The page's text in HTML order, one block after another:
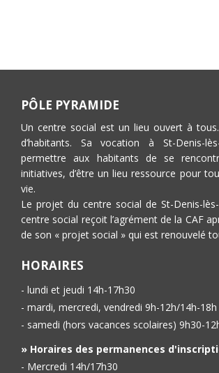
PÔLE PYRAMIDE
Un centre social est un lieu ouvert à
d’habitants. Sa vocation à St-Denis-
permettre aux habitants de se
initiatives, d’être un lieu ressource pour
vie.
Le projet du centre social de St-Denis-
centre social reçoit l’agrément de la CAF
de son « projet social » qui est renouvelé
HORAIRES
- lundi et jeudi 14h-17h30
- mardi, mercredi, vendredi 9h-12h/14h-18h
- samedi (hors vacances scolaires) 9h30-
» Horaires des permanences
- Mercredi 14h/17h30